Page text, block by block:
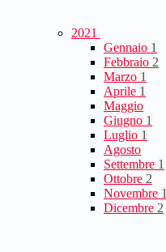
2021
Gennaio 1
Febbraio 2
Marzo 1
Aprile 1
Maggio
Giugno 1
Luglio 1
Agosto
Settembre 1
Ottobre 2
Novembre 1
Dicembre 2